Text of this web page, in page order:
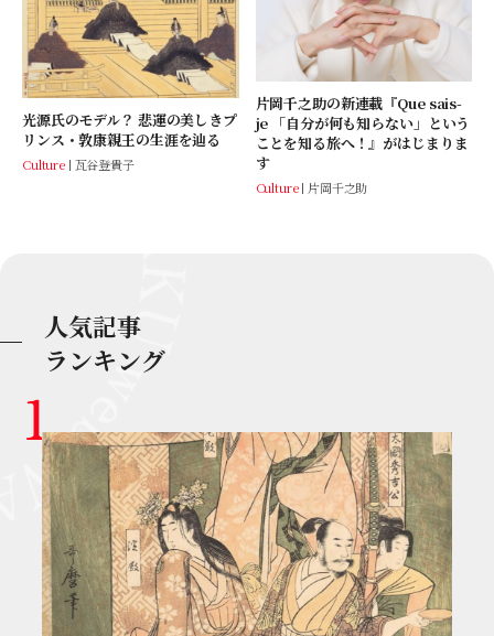
光源氏のモデル？ 悲運の美しきプ
リンス・敦康親王の生涯を辿る
Culture 瓦谷登貴子
片岡千之助の新連載『Que sais-
je 「自分が何も知らない」という
ことを知る旅へ！』がはじまりま
す
Culture 片岡千之助
人気記事
ランキング